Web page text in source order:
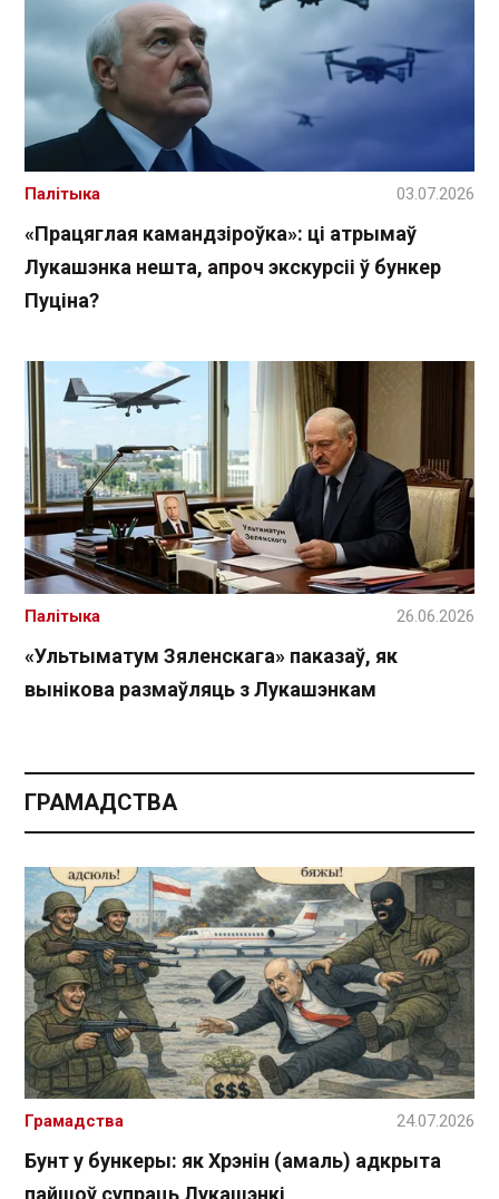
«Працяглая камандзіроўка»: ці атрымаў
Лукашэнка нешта, апроч экскурсіі ў бункер
Пуціна?
Палітыка 03.07.2026
«Ультыматум Зяленскага» паказаў, як
вынікова размаўляць з Лукашэнкам
Палітыка 26.06.2026
ГРАМАДСТВА
Бунт у бункеры: як Хрэнін (амаль) адкрыта
пайшоў супраць Лукашэнкі
Грамадства 24.07.2026